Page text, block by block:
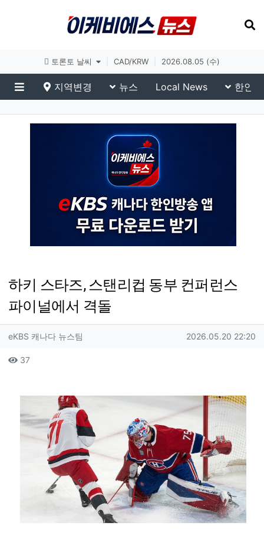
토론토 날씨 CAD/KRW 2026.08.05 (수)
메뉴
지역변경 뉴스 Local News 한인
eKBS News
하키 스타즈, 스탠리컵 동부 컨퍼런스
파이널에서 격돌
작성자 정보
eKBS 캐나다 뉴스팀 작성일
2026.05.20 22:20
컨텐츠 정보
37조회